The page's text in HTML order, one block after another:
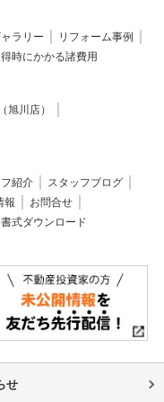
ラリー
リフォーム事例
時にかかる諸費用
旭川店）
紹介
スタッフブログ
報
お問合せ
書式ダウンロード
せ